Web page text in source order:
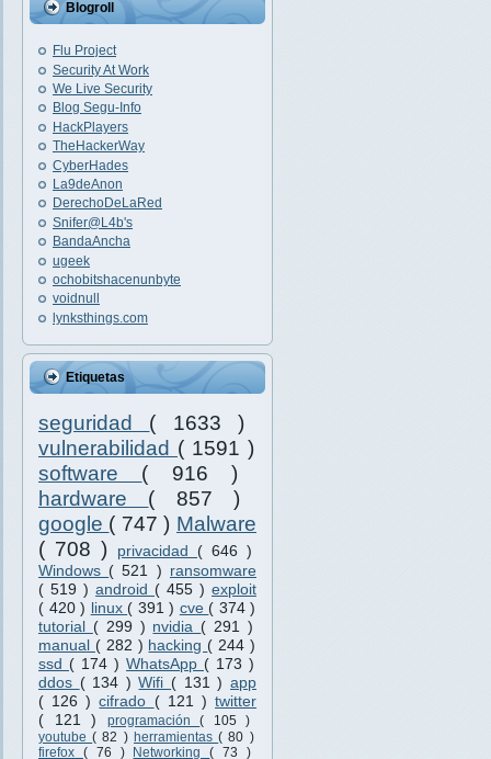
Blogroll
Flu Project
Security At Work
We Live Security
Blog Segu-Info
HackPlayers
TheHackerWay
CyberHades
La9deAnon
DerechoDeLaRed
Snifer@L4b's
BandaAncha
ugeek
ochobitshacenunbyte
voidnull
lynksthings.com
Etiquetas
seguridad ( 1633 )
vulnerabilidad ( 1591 )
software ( 916 )
hardware ( 857 )
google ( 747 ) Malware
( 708 )
privacidad ( 646 )
Windows ( 521 ) ransomware
( 519 ) android ( 455 ) exploit
( 420 ) linux ( 391 ) cve ( 374 )
tutorial ( 299 ) nvidia ( 291 )
manual ( 282 ) hacking ( 244 )
ssd ( 174 ) WhatsApp ( 173 )
ddos ( 134 )Wifi ( 131 ) app
( 126 )cifrado ( 121 )twitter
( 121 ) programación( 105 )
youtube( 82 ) herramientas( 80 )
firefox ( 76 ) Networking( 73 )